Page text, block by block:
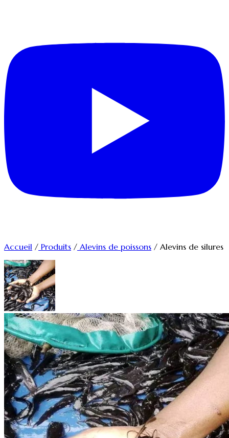
Accueil / Produits / Alevins de poissons / Alevins de silures